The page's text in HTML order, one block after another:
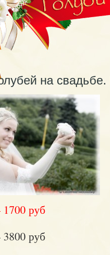
на
руб
руб